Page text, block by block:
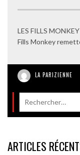
LES FILLS
Fills Monkey
LA PARIZIENNE
ARTICLES